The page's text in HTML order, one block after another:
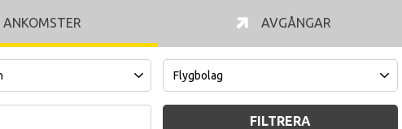
ANKOMSTER AVGÅNGAR
FILTRERA